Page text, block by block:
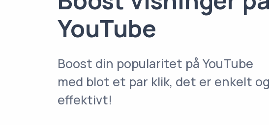
YouTube
Boost din popularitet på YouTube
med blot et par klik, det er enkelt og
effektivt!